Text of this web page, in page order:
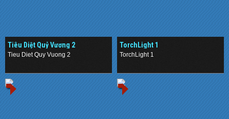
Tiêu Diệt Quỷ Vương 2
Tieu Diet Quy Vuong 2
TorchLight 1
TorchLight 1